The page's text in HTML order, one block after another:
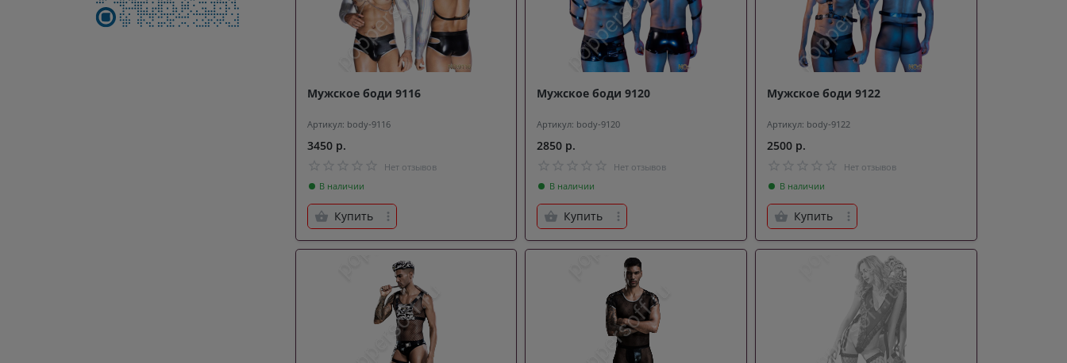
Мужское боди 9116
Артикул: body-9116
3450 р.
Нет отзывов
В наличии
Купить
Мужское боди 9120
Артикул: body-9120
2850 р.
Нет отзывов
В наличии
Купить
Мужское боди 9122
Артикул: body-9122
2500 р.
Нет отзывов
В наличии
Купить